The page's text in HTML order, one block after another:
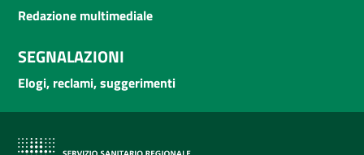
Redazione multimediale
SEGNALAZIONI
Elogi, reclami, suggerimenti